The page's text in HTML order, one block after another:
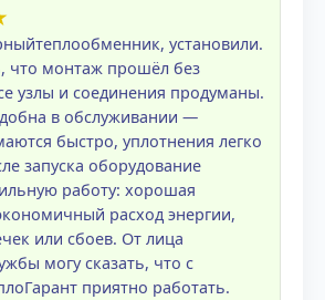
установили.
что монтаж прошёл без
узлы и соединения продуманы.
в обслуживании —
быстро, уплотнения легко
запуска оборудование
работу: хорошая
расход энергии,
или сбоев. От лица
могу сказать, что с
приятно работать.